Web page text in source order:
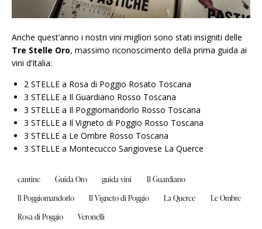
Anche quest’anno i nostri vini migliori sono stati insigniti delle
Tre Stelle Oro, massimo riconoscimento della prima guida ai
vini d’Italia:
2 STELLE a Rosa di Poggio Rosato Toscana
3 STELLE a Il Guardiano Rosso Toscana
3 STELLE a Il Poggiomandorlo Rosso Toscana
3 STELLE a Il Vigneto di Poggio Rosso Toscana
3 STELLE a Le Ombre Rosso Toscana
3 STELLE a Montecucco Sangiovese La Querce
cantine Guida Oro guida vini
Il Guardiano
Il Poggiomandorlo
Il Vigneto di Poggio La Querce
Le Ombre
Rosa di Poggio
Veronelli